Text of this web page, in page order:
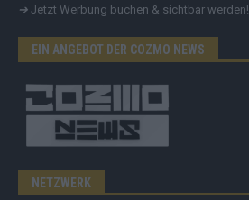
➔ Jetzt Werbung buchen & sichtbar werden!
EIN ANGEBOT DER COZMO NEWS
NETZWERK